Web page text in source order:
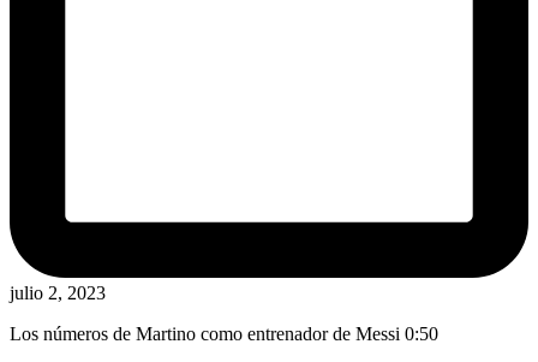
julio 2, 2023
Los números de Martino como entrenador de Messi 0:50